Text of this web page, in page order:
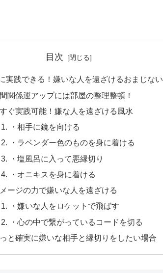
目次
実践できる！嫌いな人を遠ざけるおまじない
関係運アップには部屋の整理整頓！
ぐ実践可能！嫌な人を遠ざける風水
・相手に鏡を向ける
・ラベンダー色のものを身に着ける
・塩風呂に入って悪縁切り
・オニキスを身に着ける
ージの力で嫌いな人を遠ざける
・嫌いな人をロケットで飛ばす
・心の中で繋がっているコードを切る
と確実に嫌いな相手と縁切りをしたい場合